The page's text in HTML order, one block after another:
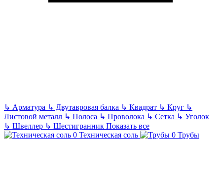
↳ Арматура ↳ Двутавровая балка ↳ Квадрат ↳ Круг ↳
Листовой металл ↳ Полоса ↳ Проволока ↳ Сетка ↳ Уголок
↳ Швеллер ↳ Шестигранник Показать все
Техническая соль
Трубы